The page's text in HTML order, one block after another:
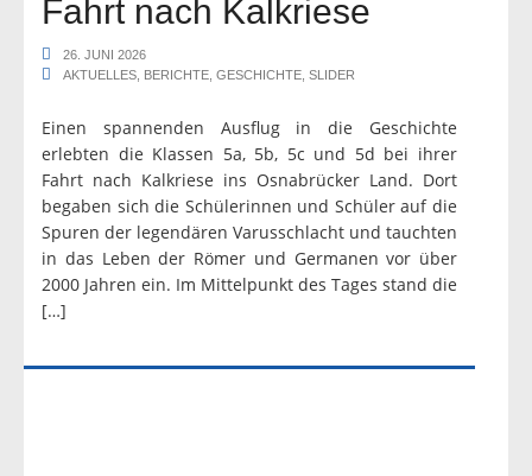
Fahrt nach Kalkriese
26. JUNI 2026
AKTUELLES
BERICHTE GESCHICHTE SLIDER
Einen spannenden Ausflug in die Geschichte
erlebten die Klassen 5a, 5b, 5c und 5d bei ihrer
Fahrt nach Kalkriese ins Osnabrücker Land. Dort
begaben sich die Schülerinnen und Schüler auf die
Spuren der legendären Varusschlacht und tauchten
in das Leben der Römer und Germanen vor über
2000 Jahren ein. Im Mittelpunkt des Tages stand die
[…]